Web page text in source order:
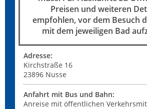
Preisen und weiteren
empfohlen, vor dem Besuch
mit dem jeweiligen Bad
Adresse:
Kirchstraße 16
23896 Nusse
Anfahrt mit Bus und Bahn:
Anreise mit öffentlichen